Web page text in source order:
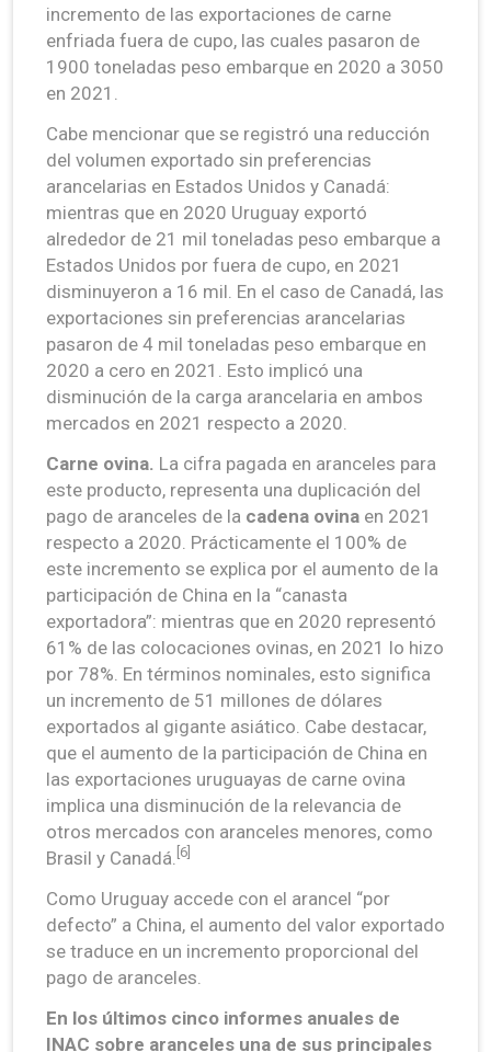
incremento de las exportaciones de carne
enfriada fuera de cupo, las cuales pasaron de
1900 toneladas peso embarque en 2020 a 3050
en 2021.
Cabe mencionar que se registró una reducción
del volumen exportado sin preferencias
arancelarias en Estados Unidos y Canadá:
mientras que en 2020 Uruguay exportó
alrededor de 21 mil toneladas peso embarque a
Estados Unidos por fuera de cupo, en 2021
disminuyeron a 16 mil. En el caso de Canadá, las
exportaciones sin preferencias arancelarias
pasaron de 4 mil toneladas peso embarque en
2020 a cero en 2021. Esto implicó una
disminución de la carga arancelaria en ambos
mercados en 2021 respecto a 2020.
Carne ovina. La cifra pagada en aranceles para
este producto, representa una duplicación del
pago de aranceles de la cadena ovina en 2021
respecto a 2020. Prácticamente el 100% de
este incremento se explica por el aumento de la
participación de China en la “canasta
exportadora”: mientras que en 2020 representó
61% de las colocaciones ovinas, en 2021 lo hizo
por 78%. En términos nominales, esto significa
un incremento de 51 millones de dólares
exportados al gigante asiático. Cabe destacar,
que el aumento de la participación de China en
las exportaciones uruguayas de carne ovina
implica una disminución de la relevancia de
otros mercados con aranceles menores, como
Brasil y Canadá. [6]
Como Uruguay accede con el arancel “por
defecto” a China, el aumento del valor exportado
se traduce en un incremento proporcional del
pago de aranceles.
En los últimos cinco informes anuales de
INAC sobre aranceles una de sus principales